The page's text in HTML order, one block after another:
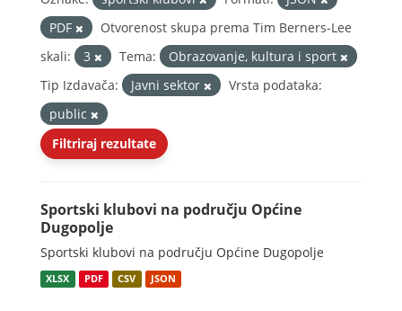
PDF
Otvorenost skupa prema Tim Berners-Lee
skali:
3 Tema:
Obrazovanje, kultura i sport
Tip Izdavača:
Javni sektor
Vrsta podataka:
public
Filtriraj rezultate
Sportski klubovi na području Općine
Dugopolje
Sportski klubovi na području Općine Dugopolje
XLSX PDF CSV JSON